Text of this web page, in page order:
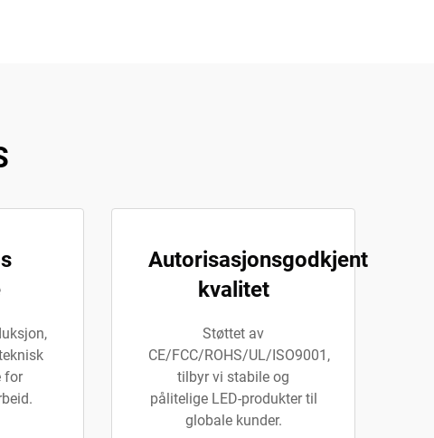
for
Autorisasjonsgodkjent
kvalitet
Støttet av
CE/FCC/ROHS/UL/ISO9001,
tilbyr vi stabile og
pålitelige LED-produkter til
globale kunder.